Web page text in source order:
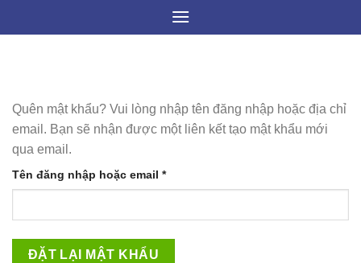
Quên mật khẩu? Vui lòng nhập tên đăng nhập hoặc địa chỉ
email. Bạn sẽ nhận được một liên kết tạo mật khẩu mới
qua email.
Tên đăng nhập hoặc email *Bắt
buộc
ĐẶT LẠI MẬT KHẨU